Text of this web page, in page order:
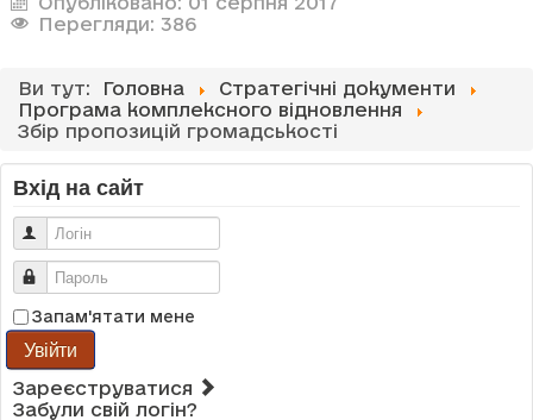
Перегляди: 386
Ви тут: Головна
Стратегічні документи
Програма комплексного відновлення
Збір пропозицій громадськості
Вхід на сайт
Логін
Пароль
Запам'ятати мене
Увійти
Зареєструватися
Забули свій логін?